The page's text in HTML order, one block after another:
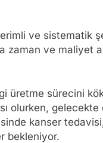
ve sistematik
zaman ve maliyet
üretme sürecini
olurken, gelecekte
kanser
bekleniyor.